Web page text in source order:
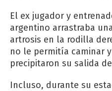
El ex jugador y
argentino arrastraba
artrosis en la rodilla
no le permitía caminar
precipitaron su salida
Incluso, durante su